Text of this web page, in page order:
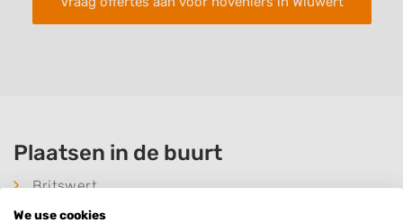
Plaatsen in de buurt
Britswert
Boazum
We use cookies